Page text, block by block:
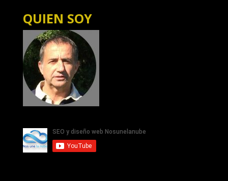
QUIEN SOY